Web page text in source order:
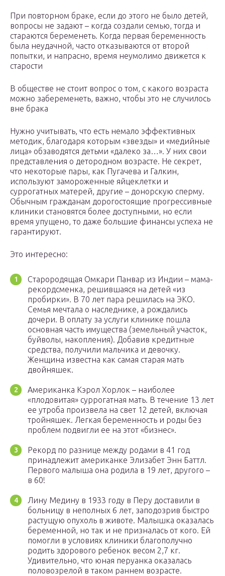
При повторном браке, если до этого не было детей,
вопросы не задают – когда создали семью, тогда и
стараются беременеть. Когда первая беременность
была неудачной, часто отказываются от второй
попытки, и напрасно, время неумолимо движется к
старости
В обществе не стоит вопрос о том, с какого возраста
можно забеременеть, важно, чтобы это не случилось
вне брака
Нужно учитывать, что есть немало эффективных
методик, благодаря которым «звезды» и «медийные
лица» обзаводятся детьми «далеко за…». У них свои
представления о детородном возрасте. Не секрет,
что некоторые пары, как Пугачева и Галкин,
используют замороженные яйцеклетки и
суррогатных матерей, другие – донорскую сперму.
Обычным гражданам дорогостоящие прогрессивные
клиники становятся более доступными, но если
время упущено, то даже большие финансы успеха не
гарантируют.
Это интересно:
Старородящая Омкари Панвар из Индии – мама-
рекордсменка, решившаяся на детей «из
пробирки». В 70 лет пара решилась на ЭКО.
Семья мечтала о наследнике, а рождались
дочери. В оплату за услуги клинике пошла
основная часть имущества (земельный участок,
буйволы, накопления). Добавив кредитные
средства, получили мальчика и девочку.
Женщина известна как самая старая мать
двойняшек.
Американка Кэрол Хорлок – наиболее
«плодовитая» суррогатная мать. В течение 13 лет
ее утроба произвела на свет 12 детей, включая
тройняшек. Легкая беременность и роды без
проблем подвигли ее на этот «бизнес».
Рекорд по разнице между родами в 41 год
принадлежит американке Элизабет Энн Баттл.
Первого малыша она родила в 19 лет, другого –
в 60!
Лину Медину в 1933 году в Перу доставили в
больницу в неполных 6 лет, заподозрив быстро
растущую опухоль в животе. Малышка оказалась
беременной, но так и не призналась от кого. Ей
помогли в условиях клиники благополучно
родить здорового ребенок весом 2,7 кг.
Удивительно, что юная перуанка оказалась
половозрелой в таком раннем возрасте.